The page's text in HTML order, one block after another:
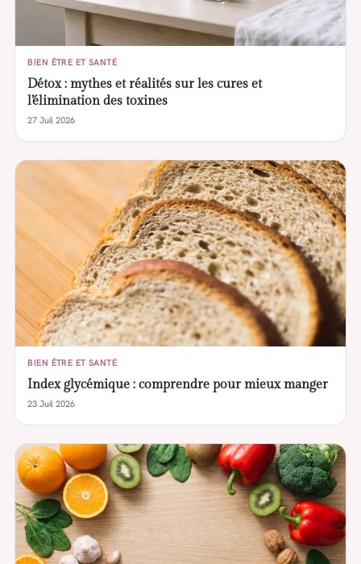
BIEN ÊTRE ET SANTÉ
Détox : mythes et réalités sur les cures et
l’élimination des toxines
27 Juil 2026
BIEN ÊTRE ET SANTÉ
Index glycémique : comprendre pour mieux manger
23 Juil 2026